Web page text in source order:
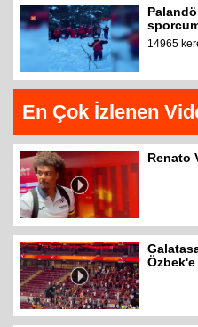
14965
En Çok İzlenen
Renato